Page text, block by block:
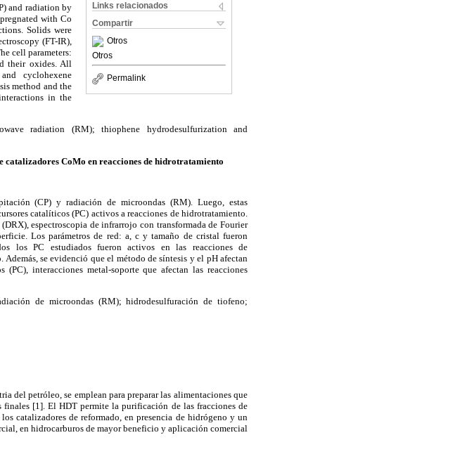
Links relacionados
Compartir
Otros
Otros
Permalink
and radiation by
with Co
Solids were
(FT-IR),
cell parameters:
their oxides. All
cyclohexene
method and the
in the
radiation (RM); thiophene hydrodesulfurization and
catalizadores CoMo en reacciones de hidrotratamiento
(CP) y radiación de microondas (RM). Luego, estas
catalíticos (PC) activos a reacciones de hidrotratamiento.
espectroscopia de infrarrojo con transformada de Fourier
Los parámetros de red: a, c y tamaño de cristal fueron
los PC estudiados fueron activos en las reacciones de
se evidenció que el método de síntesis y el pH afectan
interacciones metal-soporte que afectan las reacciones
de microondas (RM); hidrodesulfuración de tiofeno;
del petróleo, se emplean para preparar las alimentaciones que
[1]. El HDT permite la purificación de las fracciones de
catalizadores de reformado, en presencia de hidrógeno y un
en hidrocarburos de mayor beneficio y aplicación comercial